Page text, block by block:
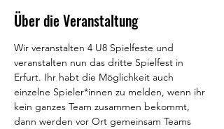
Über die Veranstaltung
Wir veranstalten 4 U8 Spielfeste und
veranstalten nun das dritte Spielfest in
Erfurt. Ihr habt die Möglichkeit auch
einzelne Spieler*innen zu melden, wenn ihr
kein ganzes Team zusammen bekommt,
dann werden vor Ort gemeinsam Teams